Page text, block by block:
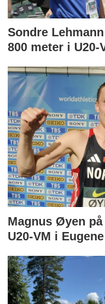
Sondre
800 meter i U20-
Magnus Øyen
U20-VM i Eugene